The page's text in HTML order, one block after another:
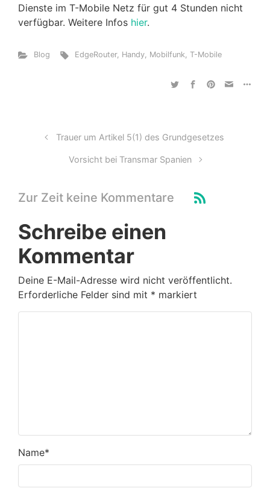
Dienste im T-Mobile Netz für gut 4 Stunden nicht
verfügbar. Weitere Infos hier.
Blog EdgeRouter, Handy, Mobilfunk,T-Mobile
Trauer um Artikel 5(1) des Grundgesetzes
Vorsicht bei Transmar Spanien
Zur Zeit keine Kommentare
Schreibe einen
Kommentar
Deine E-Mail-Adresse wird nicht veröffentlicht.
Erforderliche Felder sind mit * markiert
Name*